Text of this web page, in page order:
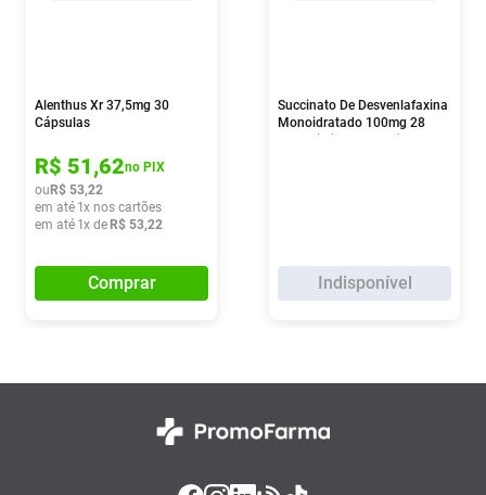
Alenthus Xr 37,5mg 30
Cápsulas
R$ 51,62no PIX
ou R$ 53,22
em até 1x nos cartões
em até 1x de R$ 53,22
Comprar
Succinato De Desvenlafaxina
Monoidratado 100mg 28
Indisponível